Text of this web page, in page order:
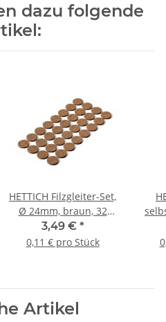
dazu folgende
HETTICH Filzgleiter-Set,
Ø 24mm, braun, 32
Stück
3,49 € *
0,11 € pro Stück
Artikel